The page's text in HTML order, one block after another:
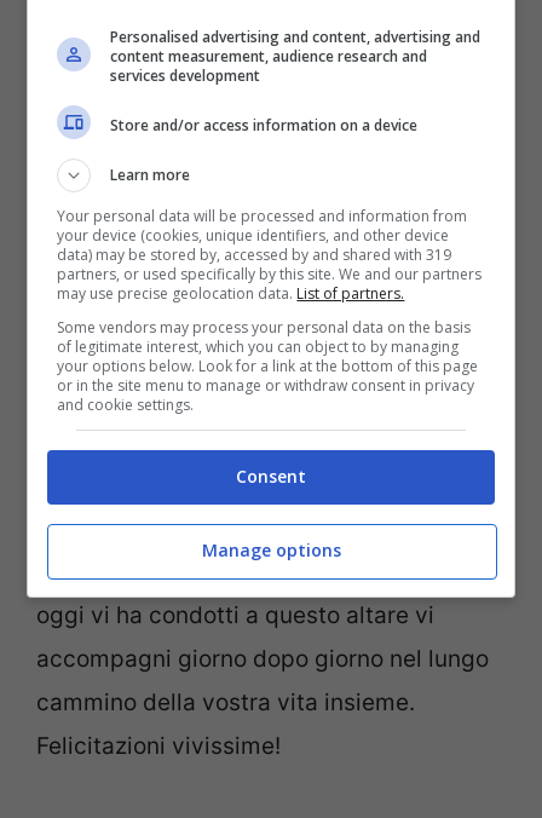
Tanti auguri: che il vostro cammino
insieme duri tutta la vita.
Tanti fiori per la sposa più bella! Auguri.
Tenetevi per mano e sappiateguardarvi
sempre negli occhi come oggi. Auguri.
Un pensiero e un ricordo perché sia viva la
vostro giorno più bello.
Un sincero augurio perché l’amore che
oggi vi ha condotti a questo altare vi
accompagni giorno dopo giorno nel lungo
cammino della vostra vita insieme.
Felicitazioni vivissime!
Personalised advertising and content, advertising and
content measurement, audience research and
services development
Store and/or access information on a device
Learn more
Your personal data will be processed and information from
your device (cookies, unique identifiers, and other device
data) may be stored by, accessed by and shared with 319
partners, or used specifically by this site. We and our partners
may use precise geolocation data. List of partners.
Some vendors may process your personal data on the basis
of legitimate interest, which you can object to by managing
your options below. Look for a link at the bottom of this page
or in the site menu to manage or withdraw consent in privacy
and cookie settings.
Consent
Manage options